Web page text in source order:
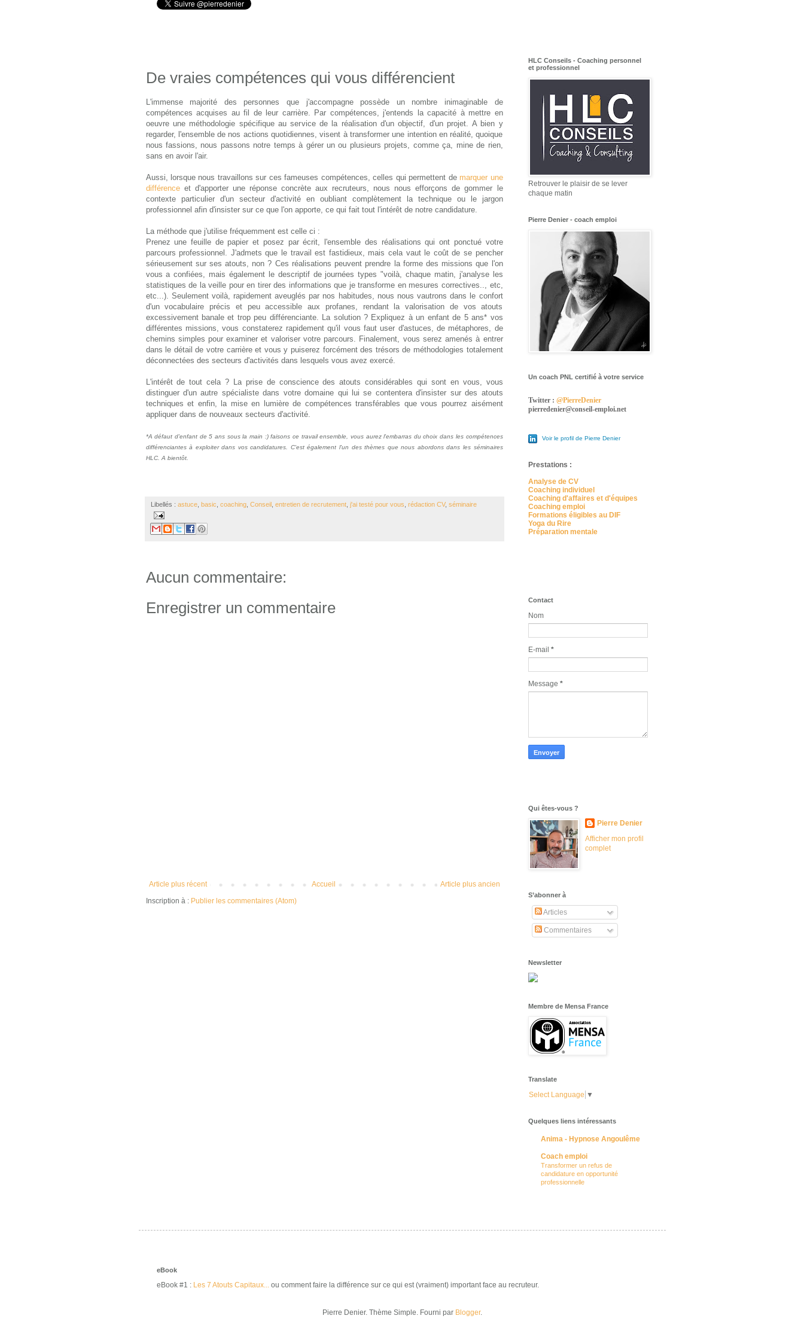
De vraies compétences qui vous différencient
L'immense majorité des personnes que j'accompagne possède un nombre inimaginable de
compétences acquises au fil de leur carrière. Par compétences, j'entends la capacité à mettre en
oeuvre une méthodologie spécifique au service de la réalisation d'un objectif, d'un projet. A bien y
regarder, l'ensemble de nos actions quotidiennes, visent à transformer une intention en réalité, quoique
nous fassions, nous passons notre temps à gérer un ou plusieurs projets, comme ça, mine de rien,
sans en avoir l'air.
Aussi, lorsque nous travaillons sur ces fameuses compétences, celles qui permettent de marquer une
différenceet d'apporter une réponse concrète aux recruteurs, nous nous efforçons de gommer le
contexte particulier d'un secteur d'activité en oubliant complètement la technique ou le jargon
professionnel afin d'insister sur ce que l'on apporte, ce qui fait tout l'intérêt de notre candidature.
La méthode que j'utilise fréquemment est celle ci :
Prenez une feuille de papier et posez par écrit, l'ensemble des réalisations qui ont ponctué votre
parcours professionnel. J'admets que le travail est fastidieux, mais cela vaut le coût de se pencher
sérieusement sur ses atouts, non ? Ces réalisations peuvent prendre la forme des missions que l'on
vous a confiées, mais également le descriptif de journées types "voilà, chaque matin, j'analyse les
statistiques de la veille pour en tirer des informations que je transforme en mesures correctives.., etc,
etc...). Seulement voilà, rapidement aveuglés par nos habitudes, nous nous vautrons dans le confort
d'un vocabulaire précis et peu accessible aux profanes, rendant la valorisation de vos atouts
excessivement banale et trop peu différenciante. La solution ? Expliquez à un enfant de 5 ans* vos
différentes missions, vous constaterez rapidement qu'il vous faut user d'astuces, de métaphores, de
chemins simples pour examiner et valoriser votre parcours. Finalement, vous serez amenés à entrer
dans le détail de votre carrière et vous y puiserez forcément des trésors de méthodologies totalement
déconnectées des secteurs d'activités dans lesquels vous avez exercé.
L'intérêt de tout cela ? La prise de conscience des atouts considérables qui sont en vous, vous
distinguer d'un autre spécialiste dans votre domaine qui lui se contentera d'insister sur des atouts
techniques et enfin, la mise en lumière de compétences transférables que vous pourrez aisément
appliquer dans de nouveaux secteurs d'activité.
*A défaut d'enfant de 5 ans sous la main :) faisons ce travail ensemble, vous aurez l'embarras du choix dans les compétences
différenciantes à exploiter dans vos candidatures. C'est également l'un des thèmes que nous abordons dans les séminaires
HLC. A bientôt.
Libellés : astuce, basic coaching, Conseil, entretien de recrutement, j'ai testé pour vous rédaction CV, séminaire
Aucun commentaire:
Enregistrer un commentaire
Article plus récent Article plus ancien
Accueil
Inscription à : Publier les commentaires (Atom)
HLC Conseils - Coaching personnel
et professionnel
Retrouver le plaisir de se lever
chaque matin
Pierre Denier - coach emploi
Un coach PNL certifié à votre service
Twitter : @PierreDenier
pierredenier@conseil-emploi.net
Voir le profil de Pierre Denier
Prestations :
Analyse de CV
Coaching individuel
Coaching d'affaires et d'équipes
Coaching emploi
Formations éligibles au DIF
Yoga du Rire
Préparation mentale
Contact
Nom
E-mail *
Message *
Qui êtes-vous ?
Pierre Denier
Afficher mon profil
complet
S’abonner à
Articles
Commentaires
Newsletter
Membre de Mensa France
Translate
Select Language ▼
Quelques liens intéressants
Anima - Hypnose Angoulême
Coach emploi
Transformer un refus de
candidature en opportunité
professionnelle
eBook
eBook #1 : Les 7 Atouts Capitaux...ou comment faire la différence sur ce qui est (vraiment) important face au recruteur.
Pierre Denier. Thème Simple. Fourni par Blogger.